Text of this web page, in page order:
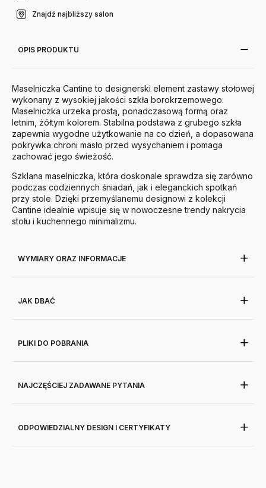
Znajdź najbliższy salon
OPIS PRODUKTU
Maselniczka Cantine to designerski element zastawy stołowej
wykonany z wysokiej jakości szkła borokrzemowego.
Maselniczka urzeka prostą, ponadczasową formą oraz
letnim, żółtym kolorem. Stabilna podstawa z grubego szkła
zapewnia wygodne użytkowanie na co dzień, a dopasowana
pokrywka chroni masło przed wysychaniem i pomaga
zachować jego świeżość.
Szklana maselniczka, która doskonale sprawdza się zarówno
podczas codziennych śniadań, jak i eleganckich spotkań
przy stole. Dzięki przemyślanemu designowi z kolekcji
Cantine idealnie wpisuje się w nowoczesne trendy nakrycia
stołu i kuchennego minimalizmu.
WYMIARY ORAZ INFORMACJE
JAK DBAĆ
PLIKI DO POBRANIA
NAJCZĘŚCIEJ ZADAWANE PYTANIA
ODPOWIEDZIALNY DESIGN I CERTYFIKATY